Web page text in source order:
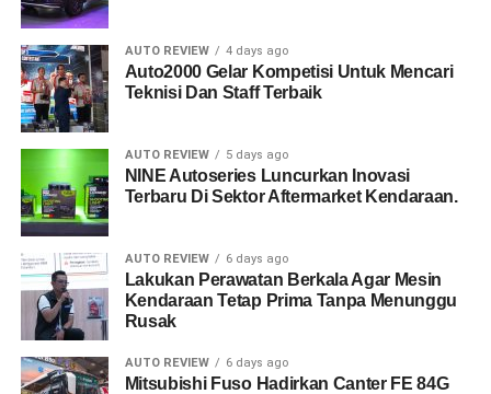
AUTO REVIEW 4 days ago
Auto2000 Gelar Kompetisi Untuk Mencari
Teknisi Dan Staff Terbaik
AUTO REVIEW 5 days ago
NINE Autoseries Luncurkan Inovasi
Terbaru Di Sektor Aftermarket Kendaraan.
AUTO REVIEW 6 days ago
Lakukan Perawatan Berkala Agar Mesin
Kendaraan Tetap Prima Tanpa Menunggu
Rusak
AUTO REVIEW 6 days ago
Mitsubishi Fuso Hadirkan Canter FE 84G